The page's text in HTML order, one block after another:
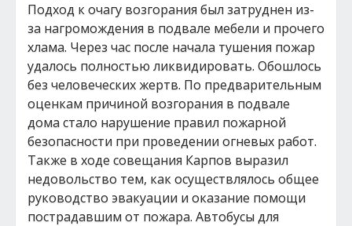
Подход к очагу возгорания был затруднен из-
за нагромождения в подвале мебели и прочего
хлама. Через час после начала тушения пожар
удалось полностью ликвидировать. Обошлось
без человеческих жертв. По предварительным
оценкам причиной возгорания в подвале
дома стало нарушение правил пожарной
безопасности при проведении огневых работ.
Также в ходе совещания Карпов выразил
недовольство тем, как осуществлялось общее
руководство эвакуации и оказание помощи
пострадавшим от пожара. Автобусы для